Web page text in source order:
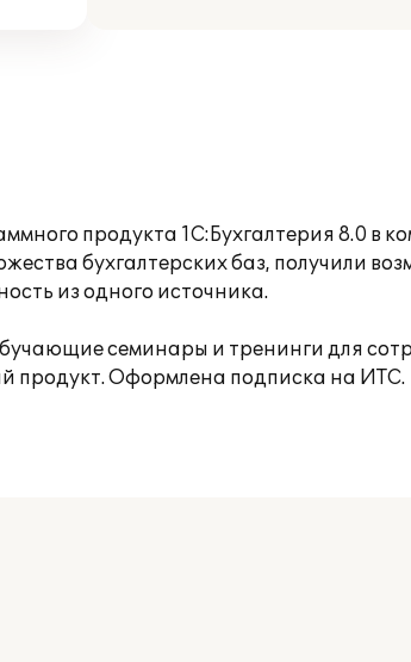
продукта 1С:Бухгалтерия 8.0 в
бухгалтерских баз, получили
из одного источника.
семинары и тренинги для
продукт. Оформлена подписка на ИТС.